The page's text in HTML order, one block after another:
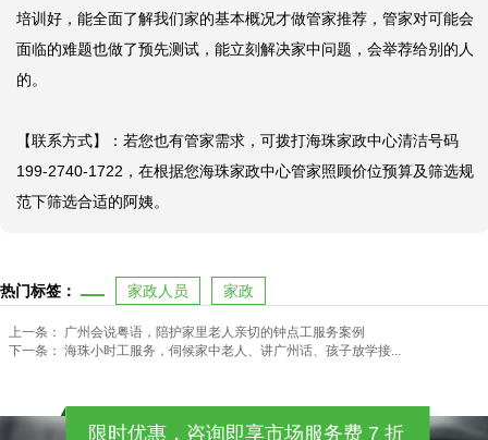
培训好，能全面了解我们家的基本概况才做管家推荐，管家对可能会
面临的难题也做了预先测试，能立刻解决家中问题，会举荐给别的人
的。
【联系方式】：若您也有管家需求，可拨打海珠家政中心清洁号码
199-2740-1722，在根据您海珠家政中心管家照顾价位预算及筛选规
范下筛选合适的阿姨。
热门标签： 家政人员 家政
上一条：
广州会说粤语，陪护家里老人亲切的钟点工服务案例
下一条： 海珠小时工服务，伺候家中老人、讲广州话、孩子放学接...
限时优惠，咨询即享市场服务费 7 折